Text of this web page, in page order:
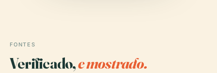
FONTES
Verificado,e mostrado.